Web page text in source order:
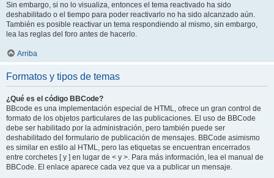
Sin embargo, si no lo visualiza, entonces el tema reactivado ha sido
deshabilitado o el tiempo para poder reactivarlo no ha sido alcanzado aún.
También es posible reactivar un tema respondiendo al mismo, sin embargo,
lea las reglas del foro antes de hacerlo.
Arriba
Formatos y tipos de temas
¿Qué es el código BBCode?
BBcode es una implementación especial de HTML, ofrece un gran control de
formato de los objetos particulares de las publicaciones. El uso de BBCode
debe ser habilitado por la administración, pero también puede ser
deshabilitado del formulario de publicación de mensajes. BBCode asimismo
es similar en estilo al HTML, pero las etiquetas se encuentran encerrados
entre corchetes [ y ] en lugar de < y >. Para más información, lea el manual de
BBCode. El enlace aparece cada vez que va a publicar un mensaje.